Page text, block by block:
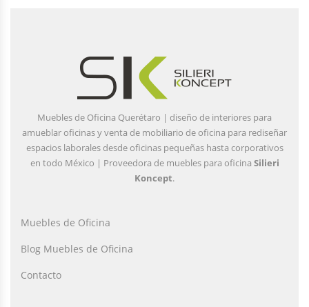
Muebles de Oficina Querétaro | diseño de interiores para
amueblar oficinas y venta de mobiliario de oficina para rediseñar
espacios laborales desde oficinas pequeñas hasta corporativos
en todo México | Proveedora de muebles para oficina Silieri
Koncept.
Muebles de Oficina
Blog Muebles de Oficina
Contacto